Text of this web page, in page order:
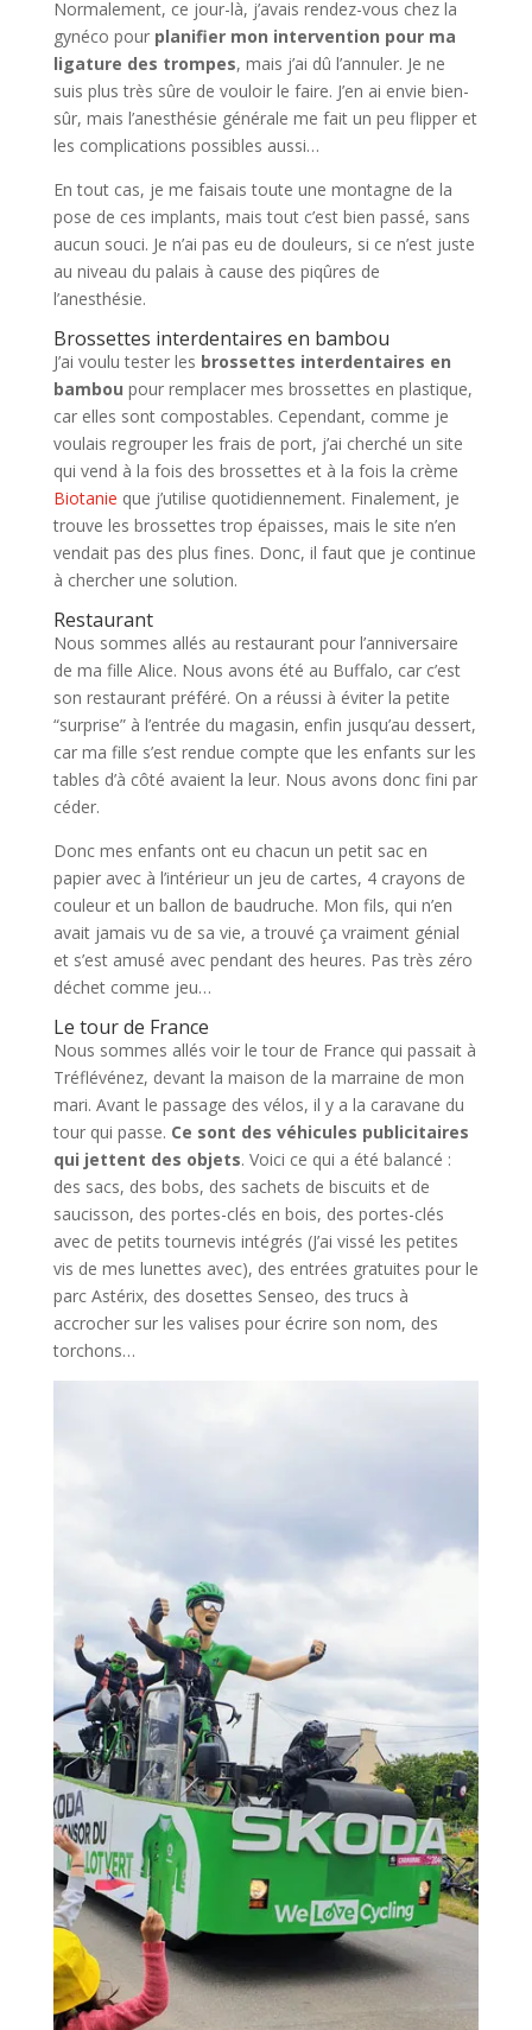
Normalement, ce jour-là, j’avais rendez-vous chez la
gynéco pour planifier mon intervention pour ma
ligature des trompes, mais j’ai dû l’annuler. Je ne
suis plus très sûre de vouloir le faire. J’en ai envie bien-
sûr, mais l’anesthésie générale me fait un peu flipper et
les complications possibles aussi…
En tout cas, je me faisais toute une montagne de la
pose de ces implants, mais tout c’est bien passé, sans
aucun souci. Je n’ai pas eu de douleurs, si ce n’est juste
au niveau du palais à cause des piqûres de
l’anesthésie.
Brossettes interdentaires en bambou
J’ai voulu tester les brossettes interdentaires en
bambou pour remplacer mes brossettes en plastique,
car elles sont compostables. Cependant, comme je
voulais regrouper les frais de port, j’ai cherché un site
qui vend à la fois des brossettes et à la fois la crème
Biotanie que j’utilise quotidiennement. Finalement, je
trouve les brossettes trop épaisses, mais le site n’en
vendait pas des plus fines. Donc, il faut que je continue
à chercher une solution.
Restaurant
Nous sommes allés au restaurant pour l’anniversaire
de ma fille Alice. Nous avons été au Buffalo, car c’est
son restaurant préféré. On a réussi à éviter la petite
“surprise” à l’entrée du magasin, enfin jusqu’au dessert,
car ma fille s’est rendue compte que les enfants sur les
tables d’à côté avaient la leur. Nous avons donc fini par
céder.
Donc mes enfants ont eu chacun un petit sac en
papier avec à l’intérieur un jeu de cartes, 4 crayons de
couleur et un ballon de baudruche. Mon fils, qui n’en
avait jamais vu de sa vie, a trouvé ça vraiment génial
et s’est amusé avec pendant des heures. Pas très zéro
déchet comme jeu…
Le tour de France
Nous sommes allés voir le tour de France qui passait à
Tréflévénez, devant la maison de la marraine de mon
mari. Avant le passage des vélos, il y a la caravane du
tour qui passe. Ce sont des véhicules publicitaires
qui jettent des objets. Voici ce qui a été balancé :
des sacs, des bobs, des sachets de biscuits et de
saucisson, des portes-clés en bois, des portes-clés
avec de petits tournevis intégrés (J’ai vissé les petites
vis de mes lunettes avec), des entrées gratuites pour le
parc Astérix, des dosettes Senseo, des trucs à
accrocher sur les valises pour écrire son nom, des
torchons…